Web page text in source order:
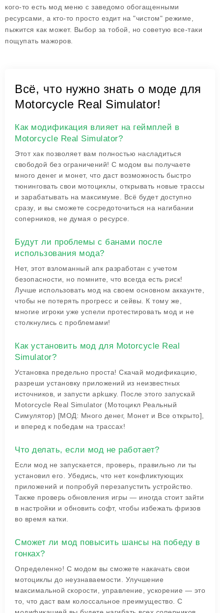
кого-то есть мод меню с заведомо обогащенными
ресурсами, а кто-то просто ездит на "чистом" режиме,
пыжится как может. Выбор за тобой, но советую все-таки
пощупать мажоров.
Всё, что нужно знать о моде для
Motorcycle Real Simulator!
Как модификация влияет на геймплей в
Motorcycle Real Simulator?
Этот хак позволяет вам полностью насладиться
свободой без ограничений! С модом вы получаете
много денег и монет, что даст возможность быстро
тюнинговать свои мотоциклы, открывать новые трассы
и зарабатывать на максимуме. Всё будет доступно
сразу, и вы сможете сосредоточиться на нагибании
соперников, не думая о ресурсе.
Будут ли проблемы с банами после
использования мода?
Нет, этот взломанный апк разработан с учетом
безопасности, но помните, что всегда есть риск!
Лучше использовать мод на своем основном аккаунте,
чтобы не потерять прогресс и сейвы. К тому же,
многие игроки уже успели протестировать мод и не
столкнулись с проблемами!
Как установить мод для Motorcycle Real
Simulator?
Установка предельно проста! Скачай модификацию,
разреши установку приложений из неизвестных
источников, и запусти apkшку. После этого запускай
Motorcycle Real Simulator (Мотоцикл Реальный
Симулятор) [МОД: Много денег, Монет и Все открыто],
и вперед к победам на трассах!
Что делать, если мод не работает?
Если мод не запускается, проверь, правильно ли ты
установил его. Убедись, что нет конфликтующих
приложений и попробуй перезапустить устройство.
Также проверь обновления игры — иногда стоит зайти
в настройки и обновить софт, чтобы избежать фризов
во время катки.
Сможет ли мод повысить шансы на победу в
гонках?
Определенно! С модом вы сможете накачать свои
мотоциклы до неузнаваемости. Улучшение
максимальной скорости, управление, ускорение — это
то, что даст вам колоссальное преимущество. С